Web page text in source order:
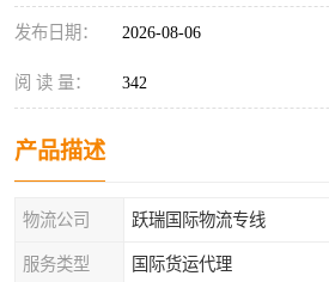
发布日期： 2026-08-06
阅 读 量： 342
产品描述
物流公司 跃瑞国际物流专线
服务类型 国际货运代理